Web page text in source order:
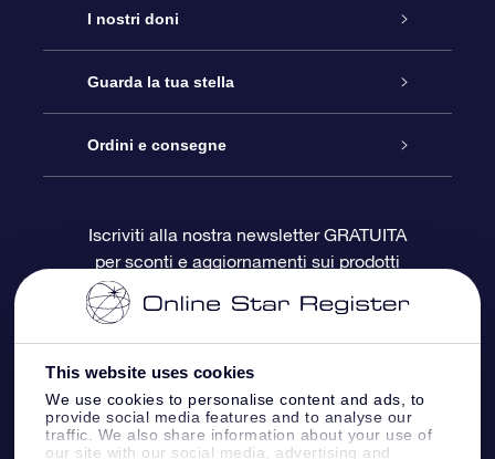
This website uses cookies
We use cookies to personalise content and ads, to
provide social media features and to analyse our
traffic. We also share information about your use of
our site with our social media, advertising and
Assistenza
Contattaci
Blog
OSR Recensioni
I nostri doni
Online Star Gift
Pacchetto regalo OSR
Gift Card OSR
Doni aziendali
Guarda la tua stella
Registro stellare
Star Page personalizzata
One Million Stars
OSR Starsaver
App VR ‘Fly me to the stars’
Ordini e consegne
Informazioni di Pagamento
Politica di reso
Costellazioni
Iscriviti alla nostra newsletter GRATUITA
per sconti e aggiornamenti sui prodotti